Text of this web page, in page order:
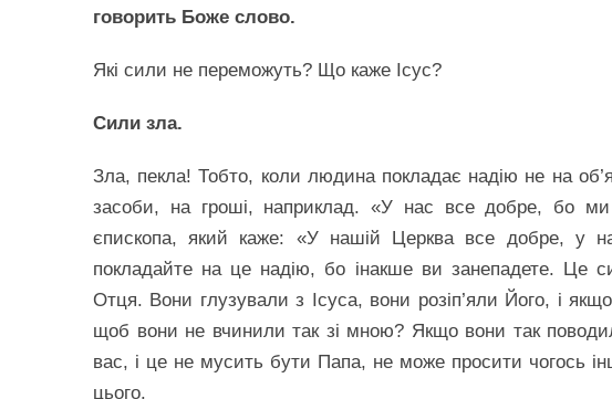
говорить Боже слово.
Які сили не переможуть? Що каже Ісус?
Сили зла.
Зла, пекла! Тобто, коли людина покладає надію не на
засоби, на гроші, наприклад. «У нас все добре, бо ми
єпископа, який каже: «У нашій Церква все добре, у
покладайте на це надію, бо інакше ви занепадете. Це
Отця. Вони глузували з Ісуса, вони розіп’яли Його, і
щоб вони не вчинили так зі мною? Якщо вони так
вас, і це не мусить бути Папа, не може просити чогось
цього.